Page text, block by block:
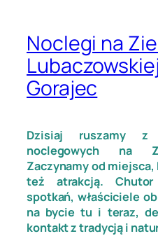
Noclegi na
Gorajec
Dzisiaj ruszamy z
noclegowych na
Zaczynamy od
też atrakcją.
spotkań, właściciele
na bycie tu i teraz,
kontakt z tradycją i